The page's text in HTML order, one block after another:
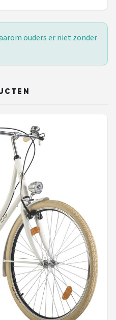
ouders er niet zonder